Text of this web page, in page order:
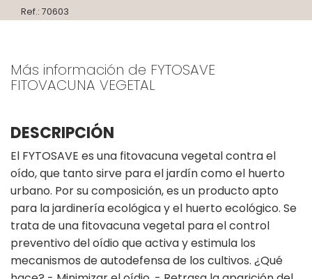
Ref.: 70603
Más información de FYTOSAVE
FITOVACUNA VEGETAL
DESCRIPCIÓN
El FYTOSAVE es una fitovacuna vegetal contra el
oído, que tanto sirve para el jardín como el huerto
urbano. Por su composición, es un producto apto
para la jardinería ecológica y el huerto ecológico. Se
trata de una fitovacuna vegetal para el control
preventivo del oídio que activa y estimula los
mecanismos de autodefensa de los cultivos. ¿Qué